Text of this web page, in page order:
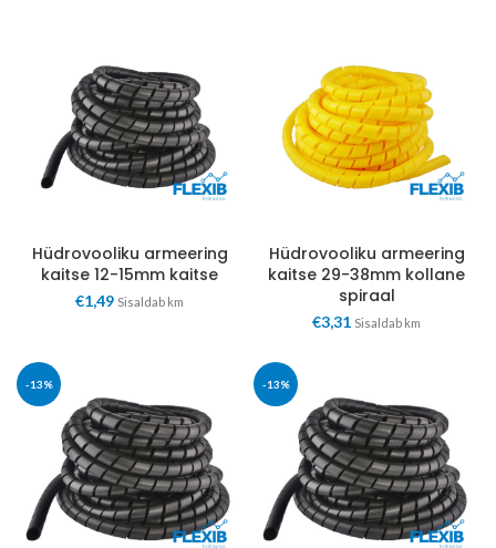
Hüdrovooliku armeering
kaitse 12-15mm kaitse
€1,49 Sisaldab km
Hüdrovooliku armeering
kaitse 29-38mm kollane
spiraal
€3,31 Sisaldab km
-13% -13%